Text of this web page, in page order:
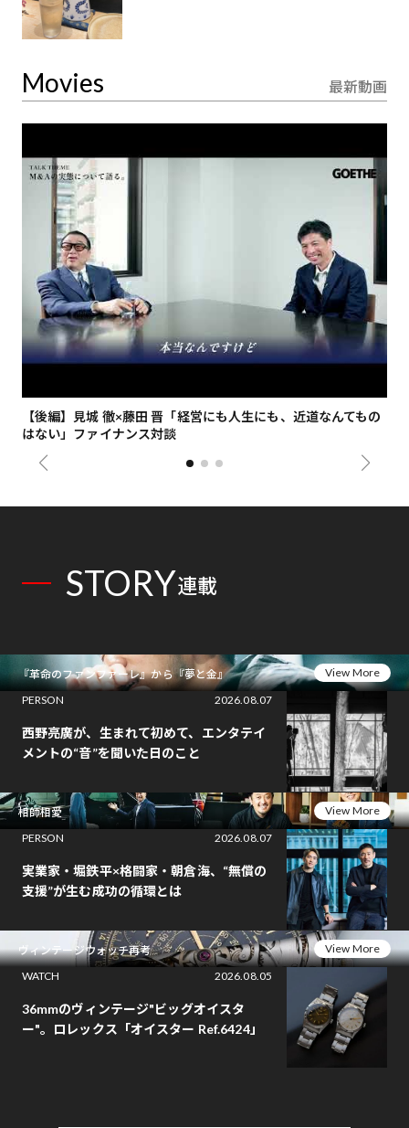
Movies 最新動画
【後編】見城 徹×藤田 晋「経営にも人生にも、近道なんてもの
はない」ファイナンス対談
STORY連載
『革命のファンファーレ』から『夢と金』
View More
PERSON
2026.08.07
西野亮廣が、生まれて初めて、エンタテイ
メントの“音”を聞いた日のこと
相師相愛
View More
PERSON
2026.08.07
実業家・堀鉄平×格闘家・朝倉海、“無償の
支援”が生む成功の循環とは
ヴィンテージウォッチ再考
View More
WATCH
2026.08.05
36mmのヴィンテージ"ビッグオイスタ
ー"。ロレックス「オイスター Ref.6424」